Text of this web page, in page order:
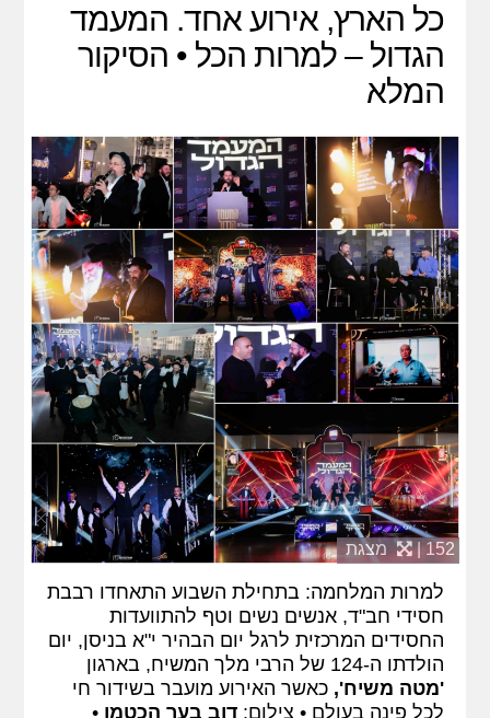
כל הארץ, אירוע אחד. המעמד
הגדול – למרות הכל • הסיקור
המלא
152 | מצגת
למרות המלחמה: בתחילת השבוע התאחדו רבבת
חסידי חב"ד, אנשים נשים וטף להתוועדות
החסידים המרכזית לרגל יום הבהיר י"א בניסן, יום
הולדתו ה-124 של הרבי מלך המשיח, בארגון
'מטה משיח', כאשר האירוע מועבר בשידור חי
לכל פינה בעולם • צילום: דוב בער הכטמן •